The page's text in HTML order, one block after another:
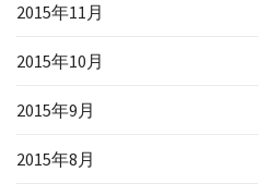
2015年11月
2015年10月
2015年9月
2015年8月